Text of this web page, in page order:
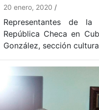
20 enero, 2020
Representantes de
República Checa en
González, sección